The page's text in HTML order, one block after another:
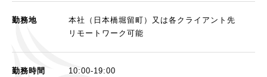
勤務地
本社（日本橋堀留町）又は各クライアント先
リモートワーク可能
勤務時間 10:00-19:00